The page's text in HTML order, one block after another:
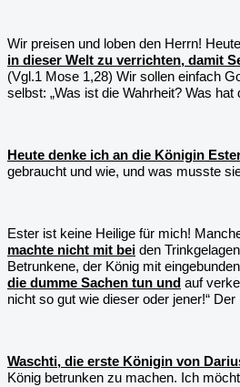
Wir preisen und loben den Herrn!
in dieser Welt zu verrichten, damit
(Vgl.1 Mose 1,28) Wir sollen einfach
selbst: „Was ist die Wahrheit? Was
Heute denke ich an die Königin
gebraucht und wie, und was musste
Ester ist keine Heilige für mich!
machte nicht mit bei den
Betrunkene, der König mit
die dumme Sachen tun und auf
nicht so gut wie dieser oder jener!“
Waschti, die erste Königin von
König betrunken zu machen. Ich